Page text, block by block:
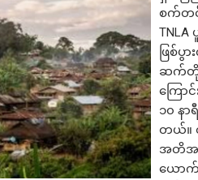
စက်တ
ဖြစ်
ဆက်တို
ကြော
၁၀ နာ
တယ်။
အတိအ
ယောက်